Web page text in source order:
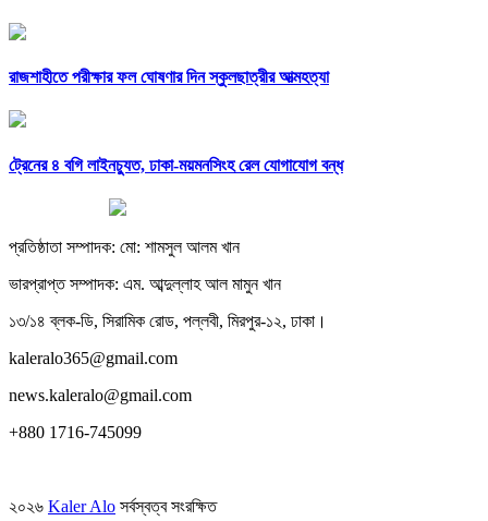
রাজশাহীতে পরীক্ষার ফল ঘোষণার দিন স্কুলছাত্রীর আত্মহত্যা
ট্রেনের ৪ বগি লাইনচ্যুত, ঢাকা-ময়মনসিংহ রেল যোগাযোগ বন্ধ
প্রতিষ্ঠাতা সম্পাদক: মো: শামসুল আলম খান
ভারপ্রাপ্ত সম্পাদক: এম. আব্দুল্লাহ আল মামুন খান
১৩/১৪ ব্লক-ডি, সিরামিক রোড, পল্লবী, মিরপুর-১২, ঢাকা।
kaleralo365@gmail.com
news.kaleralo@gmail.com
+880 1716-745099
২০২৬ Kaler Alo সর্বস্বত্ব সংরক্ষিত